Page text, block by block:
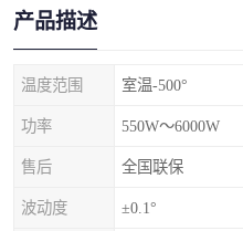
产品描述
温度范围 室温-500°
功率 550W～6000W
售后 全国联保
波动度 ±0.1°